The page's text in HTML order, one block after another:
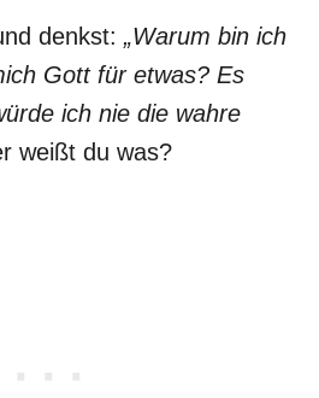
denkst: „Warum bin ich
Gott für etwas? Es
ich nie die wahre
weißt du was?